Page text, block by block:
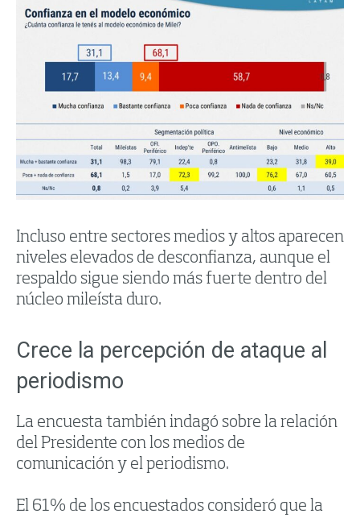
Incluso entre sectores medios y altos aparecen
niveles elevados de desconfianza, aunque el
respaldo sigue siendo más fuerte dentro del
núcleo mileísta duro.
Crece la percepción de ataque al
periodismo
La encuesta también indagó sobre la relación
del Presidente con los medios de
comunicación y el periodismo.
El 61% de los encuestados consideró que la